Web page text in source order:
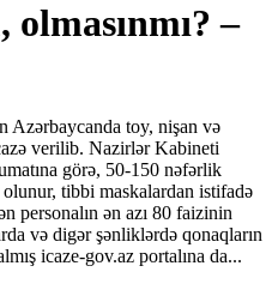
–
Azərbaycanda toy, nişan və
verilib. Nazirlər Kabineti
görə, 50-150 nəfərlik
tibbi maskalardan istifadə
personalın ən azı 80 faizinin
və digər şənliklərdə qonaqların
icaze-gov.az portalına da...